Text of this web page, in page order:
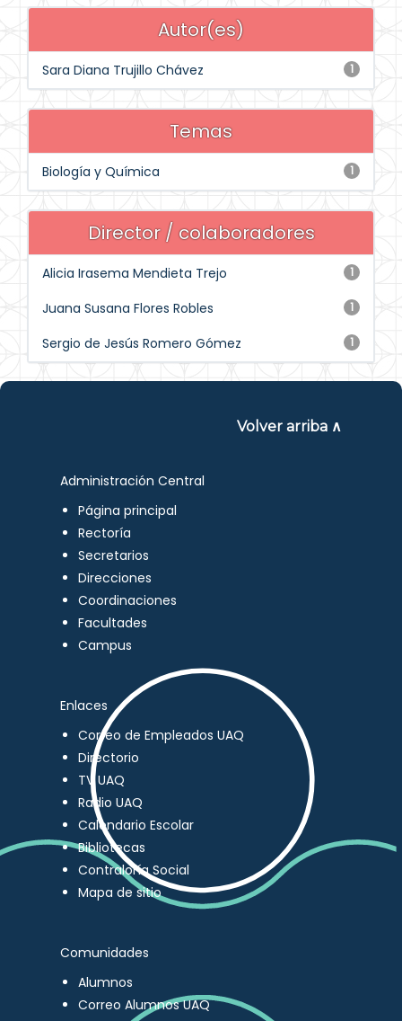
Autor(es)
1
Sara Diana Trujillo Chávez
Temas
1
Biología y Química
Director / colaboradores
1
Alicia Irasema Mendieta Trejo
1
Juana Susana Flores Robles
1
Sergio de Jesús Romero Gómez
Volver arriba ∧
Administración Central
Página principal
Rectoría
Secretarios
Direcciones
Coordinaciones
Facultades
Campus
Enlaces
Correo de Empleados UAQ
Directorio
TV UAQ
Radio UAQ
Calendario Escolar
Bibliotecas
Contraloría Social
Mapa de sitio
Comunidades
Alumnos
Correo Alumnos UAQ